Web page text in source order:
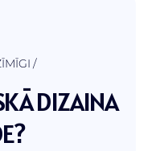
DIZAINA